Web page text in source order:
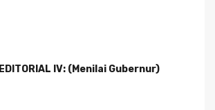
EDITORIAL IV: (Menilai Gubernur)